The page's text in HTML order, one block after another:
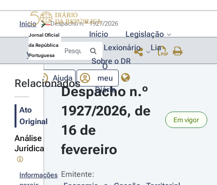
Jornal Oficial
da República
Portuguesa
Início
Legislação
Lexionário
Lia
Sobre o DR
Ajuda
O
meu
Diário
Início
Voltar
Relacionados
Ato
Original
Análise
Jurídica
Informações
Despacho n.º
1927/2026, de
16 de
fevereiro
Em vigor
Emitente: